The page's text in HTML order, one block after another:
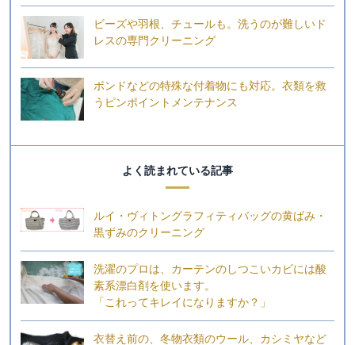
ビーズや羽根、チュールも。洗うのが難しいド
レスの専門クリーニング
ボンドなどの特殊な付着物にも対応。衣類を救
うピンポイントメンテナンス
よく読まれている記事
ルイ・ヴィトングラフィティバッグの黄ばみ・
黒ずみのクリーニング
洗濯のプロは、カーテンのしつこいカビには酸
素系漂白剤を使います。
「これってキレイになりますか？」
衣替え前の、冬物衣類のウール、カシミヤなど